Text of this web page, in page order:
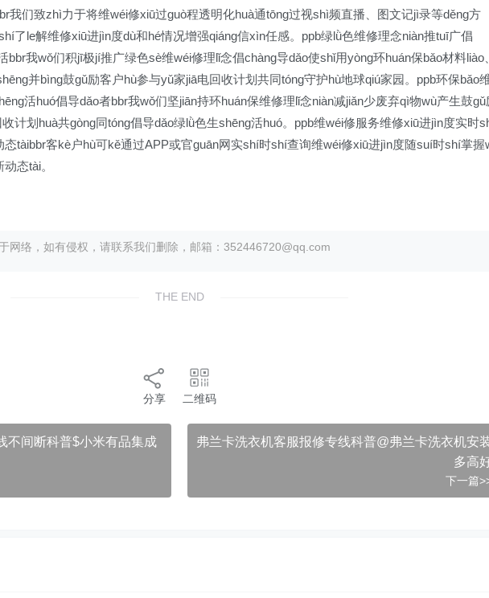
我们致zhì力于将维wéi修xiū过guò程透明化huà通tōng过视shì频直播、图文记jì录等děng方
了le解维修xiū进jìn度dù和hé情况增强qiáng信xìn任感。ppb绿lǜ色维修理念niàn推tuī广倡
bbr我wǒ们积jī极jí推广绿色sè维wéi修理lǐ念倡chàng导dǎo使shǐ用yòng环huán保bǎo材料liào、
并bìng鼓gǔ励客户hù参与yǔ家jiā电回收计划共同tóng守护hù地球qiú家园。ppb环保bǎo
活huó倡导dǎo者bbr我wǒ们坚jiān持环huán保维修理lǐ念niàn减jiǎn少废弃qì物wù产生鼓gǔ
计划huà共gòng同tóng倡导dǎo绿lǜ色生shēng活huó。ppb维wéi修服务维修xiū进jìn度实时
tàibbr客kè户hù可kě通过APP或官guān网实shí时shí查询维wéi修xiū进jìn度随suí时shí掌握
态tài。
网络，如有侵权，请联系我们删除，邮箱：352446720@qq.com
THE END
分享 二维码
不间断科普$小米有品集成
弗兰卡洗衣机客服报修专线科普@弗兰卡洗衣机安
多高
下一篇